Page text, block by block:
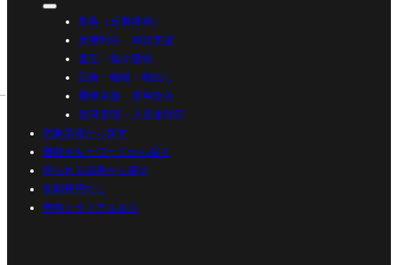
集客（反響獲得）
反響対応・商談支援
査定・媒介獲得
広告・物確・物出し
業務基盤・運用改善
賃貸管理・入居者対応
対象業種から探す
機能やキーワードから探す
得られる成果から探す
初期費用なし
無料トライアルあり